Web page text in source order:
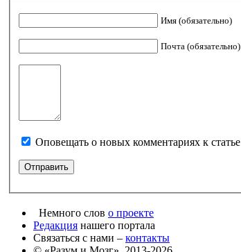
Имя (обязательно)
Почта (обязательно)
Оповещать о новых комментариях к статье
Немного слов о проекте
Редакция нашего портала
Связаться с нами – контакты